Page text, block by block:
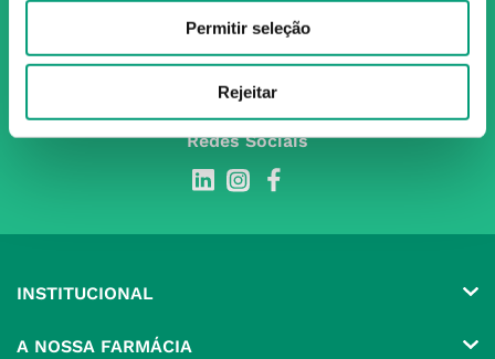
Permitir seleção
Rejeitar
Ao confirmar o registo, aceito receber e-mails com notícias e promoções da
Redes Sociais
INSTITUCIONAL
A NOSSA FARMÁCIA